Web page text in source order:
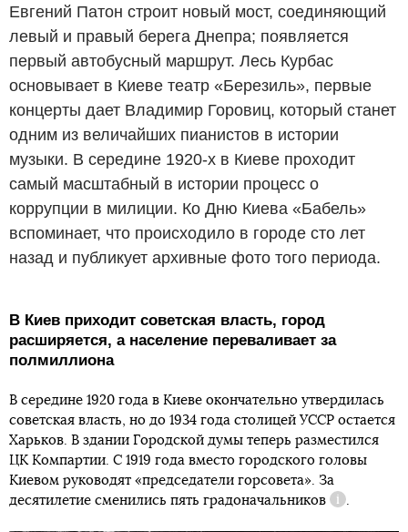
Евгений Патон строит новый мост, соединяющий
левый и правый берега Днепра; появляется
первый автобусный маршрут. Лесь Курбас
основывает в Киеве театр «Березиль», первые
концерты дает Владимир Горовиц, который станет
одним из величайших пианистов в истории
музыки. В середине 1920-х в Киеве проходит
самый масштабный в истории процесс о
коррупции в милиции. Ко Дню Киева «Бабель»
вспоминает, что происходило в городе сто лет
назад и публикует архивные фото того периода.
В Киев приходит советская власть, город
расширяется, а население переваливает за
полмиллиона
В середине 1920 года в Киеве окончательно утвердилась
советская власть, но до 1934 года столицей УССР остается
Харьков. В здании Городской думы теперь разместился
ЦК Компартии. С 1919 года вместо городского головы
Киевом руководят «председатели горсовета». За
десятилетие сменились пять градоначальников
Справка